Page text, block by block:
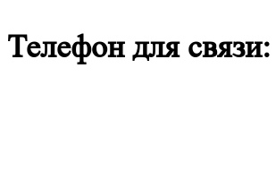
Телефон для связи: